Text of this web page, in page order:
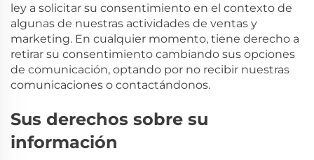
ley a solicitar su consentimiento en el contexto de
algunas de nuestras actividades de ventas y
marketing. En cualquier momento, tiene derecho a
retirar su consentimiento cambiando sus opciones
de comunicación, optando por no recibir nuestras
comunicaciones o contactándonos.
Sus derechos sobre su
información